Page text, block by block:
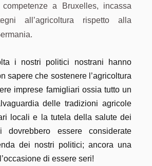
a Bruxelles, incassa
all’agricoltura rispetto alla
i nostri politici nostrani hanno
sapere che sostenere l’agricoltura
imprese famigliari ossia tutto un
delle tradizioni agricole
locali e la tutela della salute dei
dovrebbero essere considerate
dei nostri politici; ancora una
di essere seri!